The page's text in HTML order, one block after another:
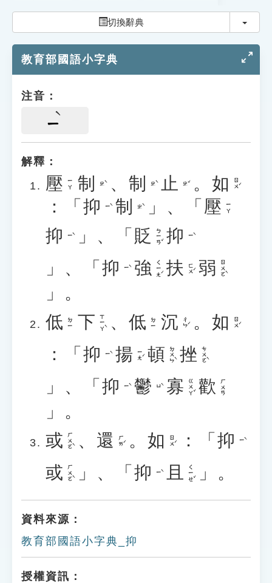
貓頭鷹博士
切換辭典 切換
教育部國語小字典
注音：
ㄧ
解釋：
壓 ㄧㄚ 制 ㄓˋ 、 制 ㄓˋ 止 ㄓˇ 。 如 ㄖㄨˊ
：「 抑 ㄧˋ 制 ㄓˋ 」、「 壓 ㄧㄚ
抑 ㄧˋ 」、「 貶 ㄅㄧㄢˇ 抑 ㄧˋ
」、「 抑 ㄧˋ 強 ㄑㄧㄤˊ 扶 ㄈㄨˊ 弱 ㄖㄨㄛˋ
」。
低 ㄉㄧ 下 ㄒㄧㄚˋ 、 低 ㄉㄧ 沉 ㄔㄣˊ 。 如 ㄖㄨˊ
：「 抑 ㄧˋ 揚 ㄧㄤˊ 頓 ㄉㄨㄣˋ 挫 ㄘㄨㄛˋ
」、「 抑 ㄧˋ 鬱 ㄩˋ 寡 ㄍㄨㄚˇ 歡 ㄏㄨㄢ
」。
或 ㄏㄨㄛˋ 、 還 ㄏㄞˊ 。 如 ㄖㄨˊ ：「 抑 ㄧˋ
或 ㄏㄨㄛˋ 」、「 抑 ㄧˋ 且 ㄑㄧㄝˇ 」。
資料來源：
教育部國語小字典_抑
授權資訊：